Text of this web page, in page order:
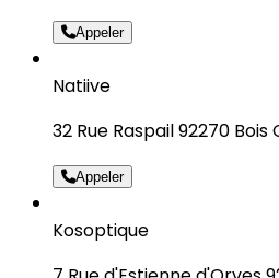
Appeler
Natiive
32 Rue Raspail 92270
Appeler
Kosoptique